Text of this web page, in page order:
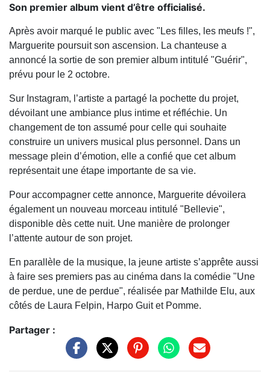
Son premier album vient d’être officialisé.
Après avoir marqué le public avec "Les filles, les meufs !",
Marguerite poursuit son ascension. La chanteuse a
annoncé la sortie de son premier album intitulé "Guérir",
prévu pour le 2 octobre.
Sur Instagram, l’artiste a partagé la pochette du projet,
dévoilant une ambiance plus intime et réfléchie. Un
changement de ton assumé pour celle qui souhaite
construire un univers musical plus personnel. Dans un
message plein d’émotion, elle a confié que cet album
représentait une étape importante de sa vie.
Pour accompagner cette annonce, Marguerite dévoilera
également un nouveau morceau intitulé "Bellevie",
disponible dès cette nuit. Une manière de prolonger
l’attente autour de son projet.
En parallèle de la musique, la jeune artiste s’apprête aussi
à faire ses premiers pas au cinéma dans la comédie "Une
de perdue, une de perdue", réalisée par Mathilde Elu, aux
côtés de Laura Felpin, Harpo Guit et Pomme.
Partager :